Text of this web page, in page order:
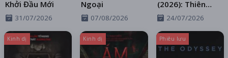
Khởi Đầu Mới
31/07/2026
Ngoại
07/08/2026
(2026): Thiên
Thần Sa Ngã
Trên Xa Lộ
24/07/2026
Kinh dị Kinh dị Phiêu lưu